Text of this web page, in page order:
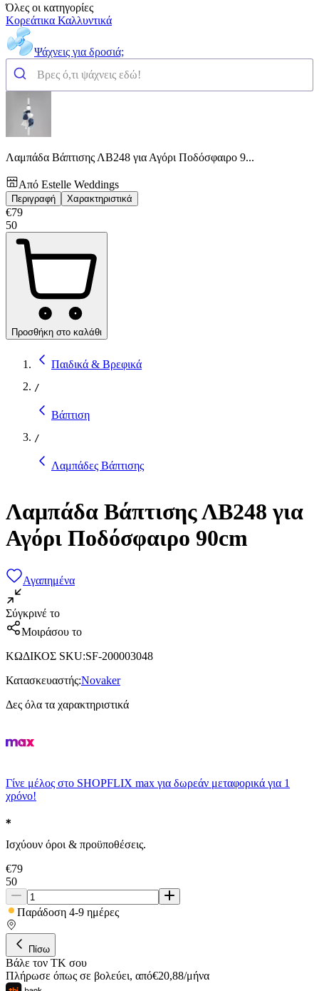
Όλες οι κατηγορίες
Κορεάτικα Καλλυντικά
Ψάχνεις για δροσιά;
Λαμπάδα Βάπτισης ΛΒ248 για Αγόρι Ποδόσφαιρο 9...
Από Estelle Weddings
Περιγραφή Χαρακτηριστικά
€79
50
Προσθήκη στο καλάθι
Παιδικά & Βρεφικά
/
Βάπτιση
/
Λαμπάδες Βάπτισης
Λαμπάδα Βάπτισης ΛΒ248 για
Αγόρι Ποδόσφαιρο 90cm
Αγαπημένα
Σύγκρινέ το
Μοιράσου το
ΚΩΔΙΚΟΣ SKU:SF-200003048
Κατασκευαστής:Novaker
Δες όλα τα χαρακτηριστικά
Γίνε μέλος στο SHOPFLIX max για δωρεάν μεταφορικά για 1
χρόνο!
Ισχύουν όροι & προϋποθέσεις.
€79
50
Παράδοση 4-9 ημέρες
Πίσω
Βάλε τον ΤΚ σου
Πλήρωσε όπως σε βολεύει, από€20,88/μήνα